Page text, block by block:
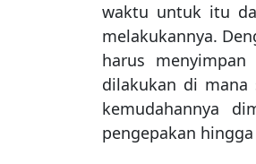
waktu untuk itu
melakukannya.
harus
dilakukan di mana
kemudahannya
pengepakan